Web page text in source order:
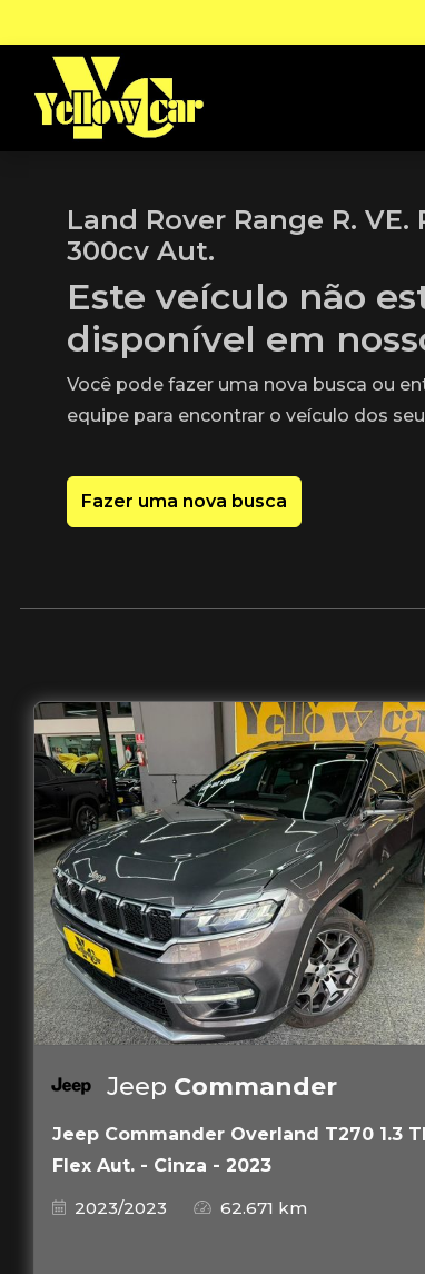
Land Rover Range R. VE.
300cv Aut.
Este veículo não
disponível em
Você pode fazer uma nova busca ou
equipe para encontrar o veículo dos
Fazer uma nova busca
Jeep Commander
Jeep Commander Overland T270 1.3
Flex Aut. - Cinza - 2023
2023/2023
62.671 km